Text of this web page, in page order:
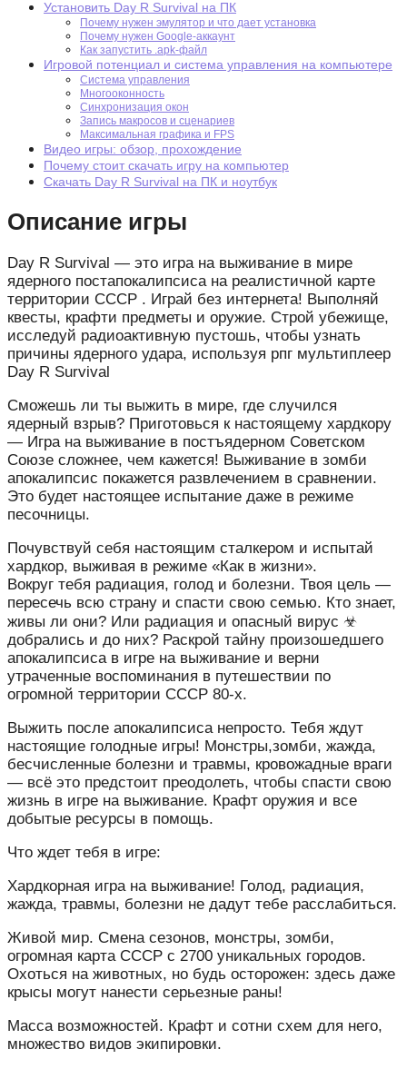
Установить Day R Survival на ПК
Почему нужен эмулятор и что дает установка
Почему нужен Google-аккаунт
Как запустить .apk-файл
Игровой потенциал и система управления на компьютере
Система управления
Многооконность
Синхронизация окон
Запись макросов и сценариев
Максимальная графика и FPS
Видео игры: обзор, прохождение
Почему стоит скачать игру на компьютер
Скачать Day R Survival на ПК и ноутбук
Описание игры
Day R Survival — это игра на выживание в мире
ядерного постапокалипсиса на реалистичной карте
территории СССР . Играй без интернета! Выполняй
квесты, крафти предметы и оружие. Строй убежище,
исследуй радиоактивную пустошь, чтобы узнать
причины ядерного удара, используя рпг мультиплеер
Day R Survival
Сможешь ли ты выжить в мире, где случился
ядерный взрыв? Приготовься к настоящему хардкору
— Игра на выживание в постъядерном Советском
Союзе сложнее, чем кажется! Выживание в зомби
апокалипсис покажется развлечением в сравнении.
Это будет настоящее испытание даже в режиме
песочницы.
Почувствуй себя настоящим сталкером и испытай
хардкор, выживая в режиме «Как в жизни».
Вокруг тебя радиация, голод и болезни. Твоя цель —
пересечь всю страну и спасти свою семью. Кто знает,
живы ли они? Или радиация и опасный вирус ☣
добрались и до них? Раскрой тайну произошедшего
апокалипсиса в игре на выживание и верни
утраченные воспоминания в путешествии по
огромной территории СССР 80-х.
Выжить после апокалипсиса непросто. Тебя ждут
настоящие голодные игры! Монстры,зомби, жажда,
бесчисленные болезни и травмы, кровожадные враги
— всё это предстоит преодолеть, чтобы спасти свою
жизнь в игре на выживание. Крафт оружия и все
добытые ресурсы в помощь.
Что ждет тебя в игре:
Хардкорная игра на выживание! Голод, радиация,
жажда, травмы, болезни не дадут тебе расслабиться.
Живой мир. Смена сезонов, монстры, зомби,
огромная карта СССР с 2700 уникальных городов.
Охоться на животных, но будь осторожен: здесь даже
крысы могут нанести серьезные раны!
Масса возможностей. Крафт и сотни схем для него,
множество видов экипировки.